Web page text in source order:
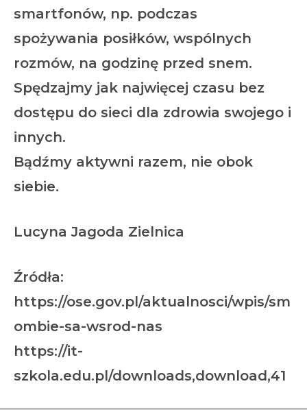
smartfonów, np. podczas
spożywania posiłków, wspólnych
rozmów, na godzinę przed snem.
Spędzajmy jak najwięcej czasu bez
dostępu do sieci dla zdrowia swojego i
innych.
Bądźmy aktywni razem, nie obok
siebie.
Lucyna Jagoda Zielnica
Źródła:
https://ose.gov.pl/aktualnosci/wpis/sm
ombie-sa-wsrod-nas
https://it-
szkola.edu.pl/downloads,download,41